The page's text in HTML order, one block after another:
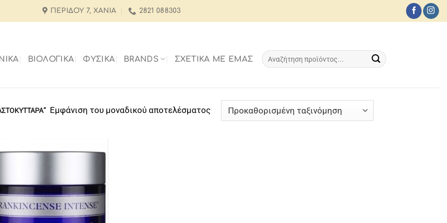
ΠΕΡΊΔΟΥ 7, ΧΑΝΙΆ 2821 088303
ΒΙΟΛΟΓΙΚΑ ΦΥΣΙΚΑ BRANDS ΣΧΕΤΙΚΆ ΜΕ ΕΜΆΣ
Αναζήτηση
για:
Εμφάνιση του μοναδικού αποτελέσματος